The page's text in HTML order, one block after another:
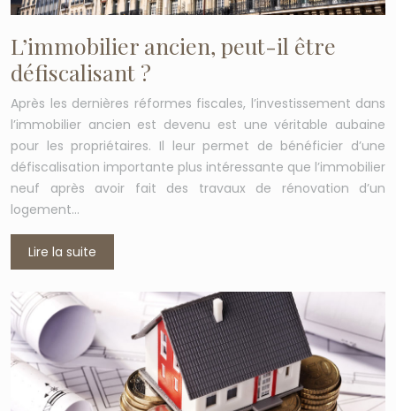
L’immobilier ancien, peut-il être
défiscalisant ?
Après les dernières réformes fiscales, l’investissement dans
l’immobilier ancien est devenu est une véritable aubaine
pour les propriétaires. Il leur permet de bénéficier d’une
défiscalisation importante plus intéressante que l’immobilier
neuf après avoir fait des travaux de rénovation d’un
logement…
Lire la suite